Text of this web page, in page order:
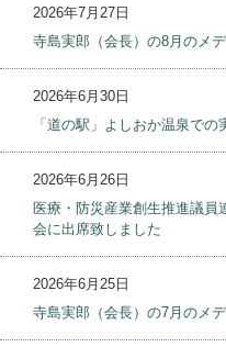
2026年7月27日
寺島実郎（会長）の8月のメ
2026年6月30日
「道の駅」よしおか温泉で
2026年6月26日
医療・防災産業創生推進議
会に出席致しました
2026年6月25日
寺島実郎（会長）の7月のメ